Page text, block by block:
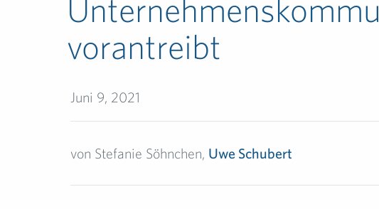
vorantreibt
Juni 9, 2021
von Stefanie Söhnchen, Uwe Schubert